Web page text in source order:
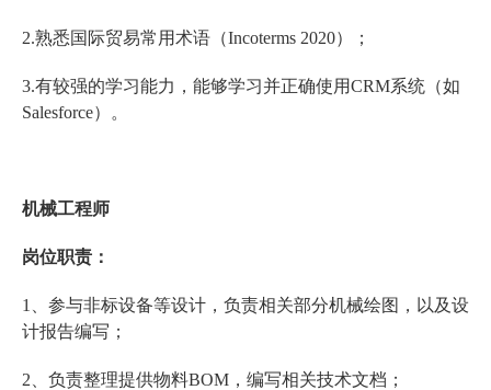
2.熟悉国际贸易常用术语（Incoterms 2020）；
3.有较强的学习能力，能够学习并正确使用CRM系统（如
Salesforce）。
机械工程师
岗位职责：
1、参与非标设备等设计，负责相关部分机械绘图，以及设
计报告编写；
2、负责整理提供物料BOM，编写相关技术文档；